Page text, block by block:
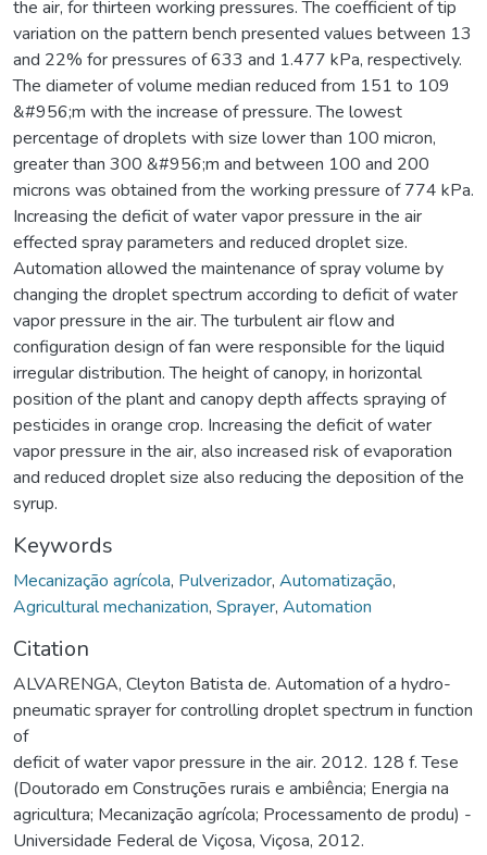
the air, for thirteen working pressures. The coefficient of tip
variation on the pattern bench presented values between 13
and 22% for pressures of 633 and 1.477 kPa, respectively.
The diameter of volume median reduced from 151 to 109
&#956;m with the increase of pressure. The lowest
percentage of droplets with size lower than 100 micron,
greater than 300 &#956;m and between 100 and 200
microns was obtained from the working pressure of 774 kPa.
Increasing the deficit of water vapor pressure in the air
effected spray parameters and reduced droplet size.
Automation allowed the maintenance of spray volume by
changing the droplet spectrum according to deficit of water
vapor pressure in the air. The turbulent air flow and
configuration design of fan were responsible for the liquid
irregular distribution. The height of canopy, in horizontal
position of the plant and canopy depth affects spraying of
pesticides in orange crop. Increasing the deficit of water
vapor pressure in the air, also increased risk of evaporation
and reduced droplet size also reducing the deposition of the
syrup.
Keywords
Mecanização agrícola, Pulverizador, Automatização,
Agricultural mechanization, Sprayer, Automation
Citation
ALVARENGA, Cleyton Batista de. Automation of a hydro-
pneumatic sprayer for controlling droplet spectrum in function
of
deficit of water vapor pressure in the air. 2012. 128 f. Tese
(Doutorado em Construções rurais e ambiência; Energia na
agricultura; Mecanização agrícola; Processamento de produ) -
Universidade Federal de Viçosa, Viçosa, 2012.